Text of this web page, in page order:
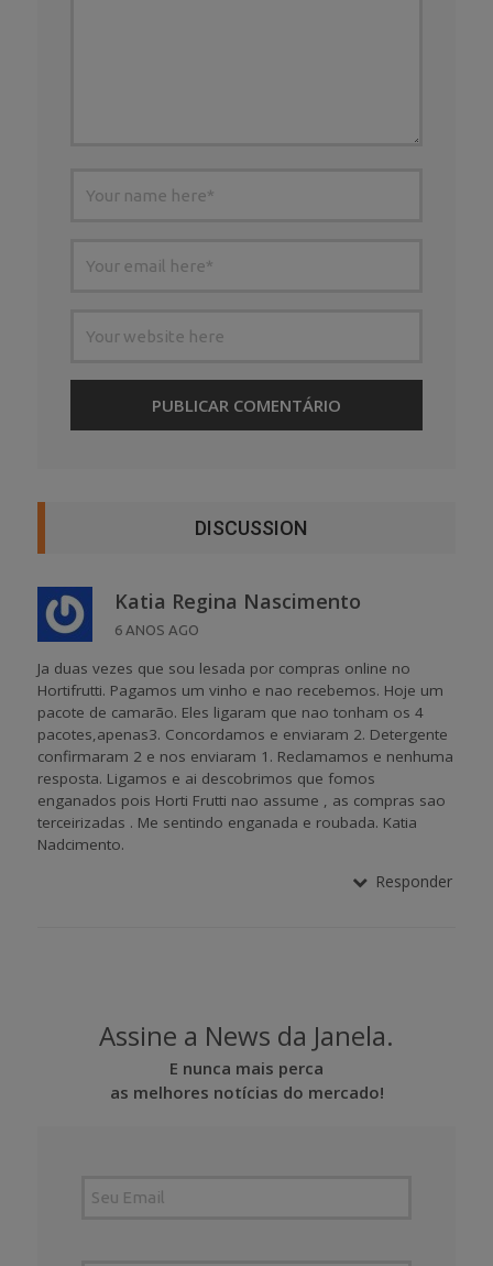
DISCUSSION
Katia Regina Nascimento
6 ANOS AGO
Ja duas vezes que sou lesada por compras online no
Hortifrutti. Pagamos um vinho e nao recebemos. Hoje um
pacote de camarão. Eles ligaram que nao tonham os 4
pacotes,apenas3. Concordamos e enviaram 2. Detergente
confirmaram 2 e nos enviaram 1. Reclamamos e nenhuma
resposta. Ligamos e ai descobrimos que fomos
enganados pois Horti Frutti nao assume , as compras sao
terceirizadas . Me sentindo enganada e roubada. Katia
Nadcimento.
Responder
Assine a News da Janela.
E nunca mais perca
as melhores notícias do mercado!